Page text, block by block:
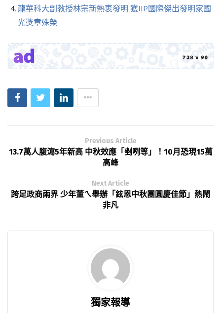
龍華科大副教授林宗新熱衷發明 獲IIP國際傑出發明家國
光獎章殊榮
Previous Article
13.7萬人腹瀉5年新高 中秋效應「剉咧等」！10月恐現15萬
高峰
Next Article
跨足政商兩界 少年董ㄟ舉辦「鉉恩中秋團圓慶佳節」熱鬧
非凡
獨家報導